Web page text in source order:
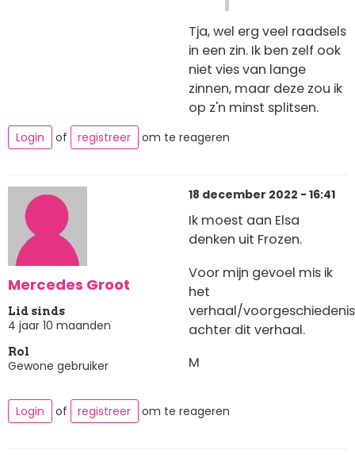
Tja, wel erg veel raadsels
in een zin. Ik ben zelf ook
niet vies van lange
zinnen, maar deze zou ik
op z'n minst splitsen.
Login of registreer om te reageren
Mercedes Groot
Lid sinds
4 jaar 10 maanden
Rol
Gewone gebruiker
18 december 2022 - 16:41
Ik moest aan Elsa
denken uit Frozen.
Voor mijn gevoel mis ik
het
verhaal/voorgeschiedenis
achter dit verhaal.
M
Login of registreer om te reageren